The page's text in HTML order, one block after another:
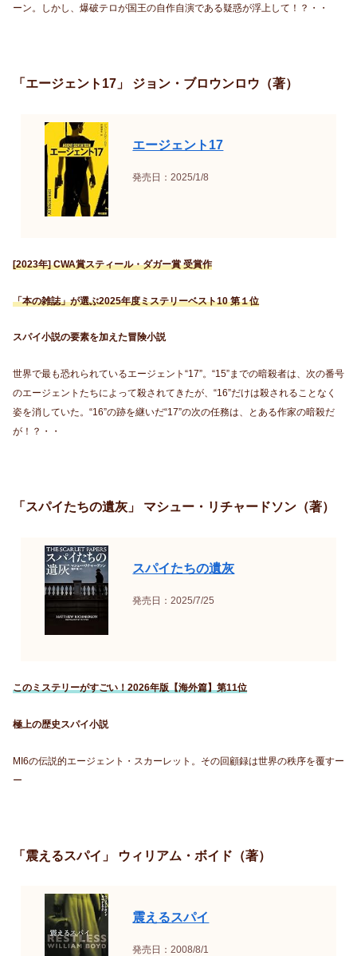
ーン。しかし、爆破テロが国王の自作自演である疑惑が浮上して！？・・
「エージェント17」 ジョン・ブロウンロウ（著）
エージェント17
発売日：2025/1/8
[2023年] CWA賞スティール・ダガー賞 受賞作
「本の雑誌」が選ぶ2025年度ミステリーベスト10 第１位
スパイ小説の要素を加えた冒険小説
世界で最も恐れられているエージェント“17”。“15”までの暗殺者は、次の番号
のエージェントたちによって殺されてきたが、“16”だけは殺されることなく
姿を消していた。“16”の跡を継いだ“17”の次の任務は、とある作家の暗殺だ
が！？・・
「スパイたちの遺灰」 マシュー・リチャードソン（著）
スパイたちの遺灰
発売日：2025/7/25
このミステリーがすごい！2026年版【海外篇】第11位
極上の歴史スパイ小説
MI6の伝説的エージェント・スカーレット。その回顧録は世界の秩序を覆すー
ー
「震えるスパイ」 ウィリアム・ボイド（著）
震えるスパイ
発売日：2008/8/1